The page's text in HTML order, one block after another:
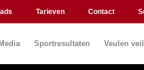
Tarieven Contact
Media Sportresultaten Veulen